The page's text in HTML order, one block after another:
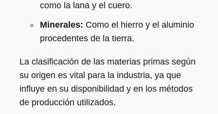
como la lana y el cuero.
Minerales: Como el hierro y el aluminio
procedentes de la tierra.
La clasificación de las materias primas según
su origen es vital para la industria, ya que
influye en su disponibilidad y en los métodos
de producción utilizados.